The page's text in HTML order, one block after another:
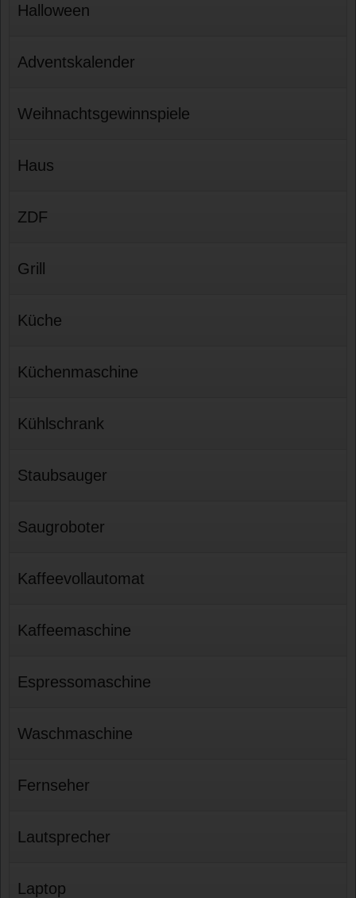
Halloween
Adventskalender
Weihnachtsgewinnspiele
Haus
ZDF
Grill
Küche
Küchenmaschine
Kühlschrank
Staubsauger
Saugroboter
Kaffeevollautomat
Kaffeemaschine
Espressomaschine
Waschmaschine
Fernseher
Lautsprecher
Laptop